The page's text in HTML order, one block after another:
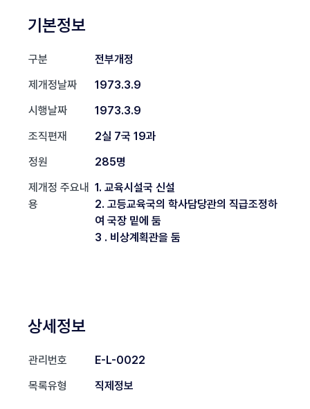
기본정보
구분
전부개정
제개정날짜
1973.3.9
시행날짜
1973.3.9
조직편재
2실 7국 19과
정원
285명
제개정 주요내
용
1. 교육시설국 신설
2. 고등교육국의 학사담당관의 직급조정하
여 국장 밑에 둠
3 . 비상계획관을 둠
상세정보
관리번호
E-L-0022
목록유형
직제정보